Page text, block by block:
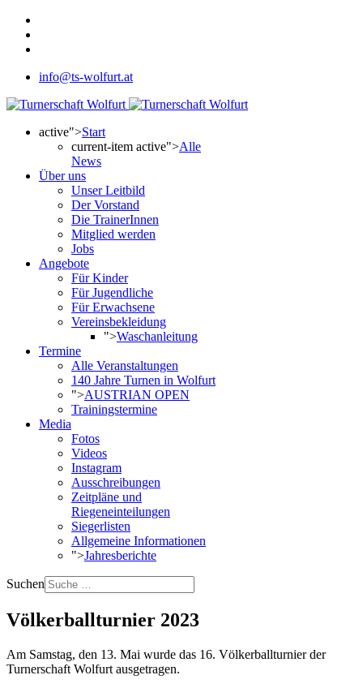
info@ts-wolfurt.at
active">Start
current-item active">Alle
News
Über uns
Unser Leitbild
Der Vorstand
Die TrainerInnen
Mitglied werden
Jobs
Angebote
Für Kinder
Für Jugendliche
Für Erwachsene
Vereinsbekleidung
">Waschanleitung
Termine
Alle Veranstaltungen
140 Jahre Turnen in Wolfurt
">AUSTRIAN OPEN
Trainingstermine
Media
Fotos
Videos
Instagram
Ausschreibungen
Zeitpläne und
Riegeneinteilungen
Siegerlisten
Allgemeine Informationen
">Jahresberichte
Suchen
Völkerballturnier 2023
Am Samstag, den 13. Mai wurde das 16. Völkerballturnier der
Turnerschaft Wolfurt ausgetragen.